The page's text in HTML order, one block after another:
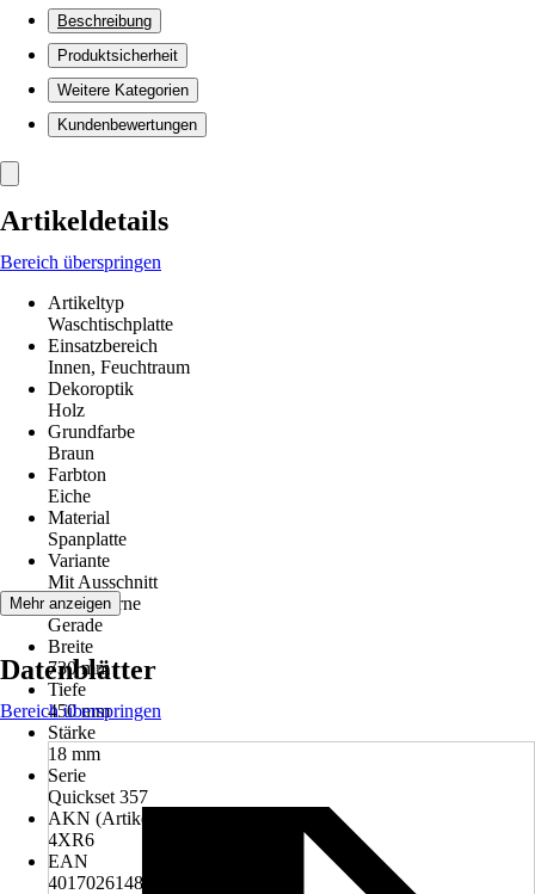
Beschreibung
Produktsicherheit
Weitere Kategorien
Kundenbewertungen
Artikeldetails
Bereich überspringen
Artikeltyp
Waschtischplatte
Einsatzbereich
Innen, Feuchtraum
Dekoroptik
Holz
Grundfarbe
Braun
Farbton
Eiche
Material
Spanplatte
Variante
Mit Ausschnitt
Kante vorne
Gerade
Breite
730 mm
Tiefe
450 mm
Stärke
18 mm
Serie
Quickset 357
AKN (Artikelkurznummer)
4XR6
EAN
4017026148506
Mehr anzeigen
Datenblätter
Bereich überspringen